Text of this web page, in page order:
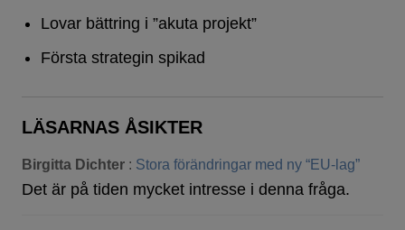
Lovar bättring i ”akuta projekt”
Första strategin spikad
LÄSARNAS ÅSIKTER
Birgitta Dichter : Stora förändringar med ny “EU-lag”
Det är på tiden mycket intresse i denna fråga.